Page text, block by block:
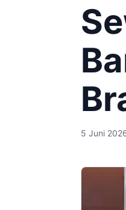
5 Juni